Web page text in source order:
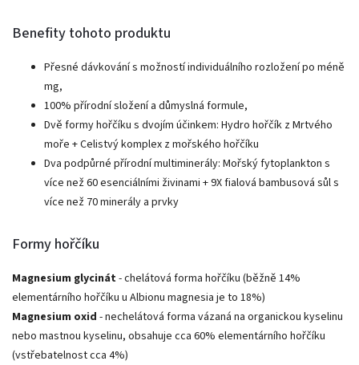
Benefity tohoto produktu
Přesné dávkování s možností individuálního rozložení po méně
mg,
100% přírodní složení a důmyslná formule,
Dvě formy hořčíku s dvojím účinkem: Hydro hořčík z Mrtvého
moře + Celistvý komplex z mořského hořčíku
Dva podpůrné přírodní multiminerály: Mořský fytoplankton s
více než 60 esenciálními živinami + 9X fialová bambusová sůl s
více než 70 minerály a prvky
Formy hořčíku
Magnesium glycinát- chelátová forma hořčíku (běžně 14%
elementárního hořčíku u Albionu magnesia je to 18%)
Magnesium oxid - nechelátová forma vázaná na organickou kyselinu
nebo mastnou kyselinu, obsahuje cca 60% elementárního hořčíku
(vstřebatelnost cca 4%)